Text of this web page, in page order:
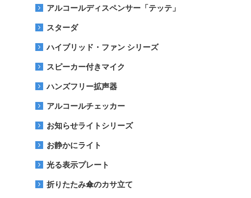
アルコールディスペンサー「テッテ」
スターダ
ハイブリッド・ファン シリーズ
スピーカー付きマイク
ハンズフリー拡声器
アルコールチェッカー
お知らせライトシリーズ
お静かにライト
光る表示プレート
折りたたみ傘のカサ立て